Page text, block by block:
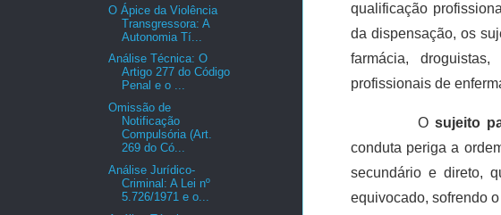
qualificação
da dispensação, os
farmácia,
profissionais de
O sujeito
conduta periga a
secundário e direto,
equivocado, sofrendo
O Ápice da Violência
Transgressora: A
Autonomia Tí...
Análise Técnica: O
Artigo 277 do Código
Penal e o ...
Omissão de
Notificação
Compulsória (Art.
269 do Có...
Análise Jurídico-
Criminal: A Lei nº
5.726/1971 e o...